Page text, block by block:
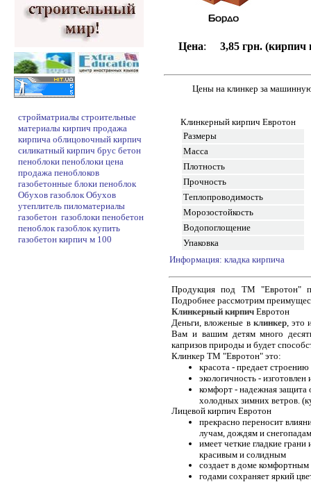
Продукция под ТМ "Евротон"
Подробнее рассмотрим
Клинкерный кирпич Евротон
Деньги, вложеные в клинкер, это
Вам и вашим детям много
капризов природы и будет
Клинкер ТМ "Евротон" это:
красота - предает
экологичность -
комфорт - надежная защита
холодных зимних ветров.
Лицевой кирпич Евротон
прекрасно переносит
лучам, дождям и снегопадам
имеет четкие гладкие
красивым и солидным
создает в доме
годами сохраняет яркий
Клинкерный кирпич Евротон
Размеры
Масса
Плотность
Прочность
Теплопроводимость
Морозостойкость
Водопоглощение
Упаковка
Цены на клинкер за
Цена: 3,85 грн. (кирпич
Информация: кладка кирпича
стройматриалы строительные
материалы кирпич продажа
кирпича облицовочный кирпич
силикатный кирпич брус бетон
пеноблоки пеноблоки цена
продажа пеноблоков
газобетонные блоки пеноблок
Обухов газоблок Обухов
утеплитель пиломатериалы
газобетон газоблоки пенобетон
пеноблок газоблок купить
газобетон кирпич м 100